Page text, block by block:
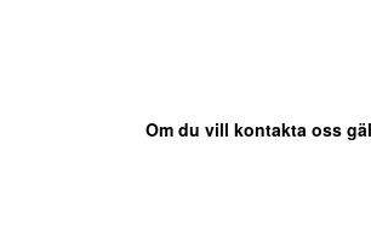
Om du vill kontakta oss